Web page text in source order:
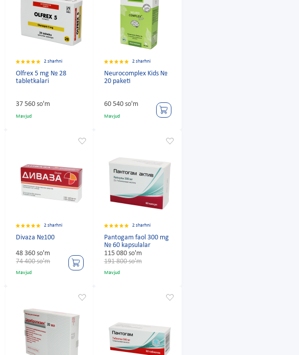
2 sharhni
Olfrex 5 mg № 28
tabletkalari
37 560 so'm
Mavjud
2 sharhni
Neurocomplex Kids №
20 paketi
60 540 so'm
Mavjud
2 sharhni
Divaza №100
48 360 so'm
74 400 so'm
Mavjud
2 sharhni
Pantogam faol 300 mg
№ 60 kapsulalar
115 080 so'm
191 800 so'm
Mavjud